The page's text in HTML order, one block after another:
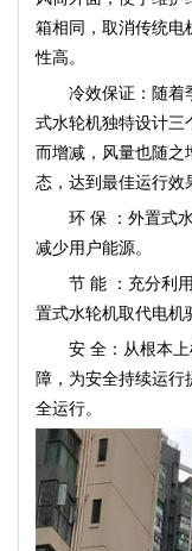
箱相同，取消传统电
性高。
冷效保证：随着
式水轮机独特设计三
而增减，风量也随之
态，达到最佳运行效
环 保 ：外置式水
减少用户能源。
节 能 ：充分利用
置式水轮机取代电机
安 全：从根本上
障，为安全持续运行
全运行。